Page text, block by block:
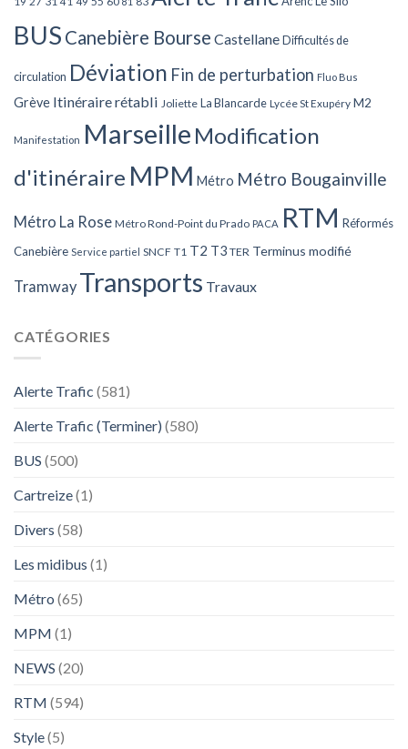
BUS Canebière Bourse Castellane Difficultés de
circulation Déviation Fin de perturbation Fluo Bus
Grève Itinéraire rétabli Joliette La Blancarde Lycée St Exupéry M2
Manifestation Marseille Modification
d'itinéraire MPM Métro Métro Bougainville
Métro La Rose Métro Rond-Point du Prado PACA RTM Réformés
Canebière Service partiel SNCF T1 T2 T3 TER Terminus modifié
Tramway Transports Travaux
CATÉGORIES
Alerte Trafic (581)
Alerte Trafic (Terminer) (580)
BUS (500)
Cartreize(1)
Divers (58)
Les midibus (1)
Métro (65)
MPM (1)
NEWS (20)
RTM (594)
Style(5)